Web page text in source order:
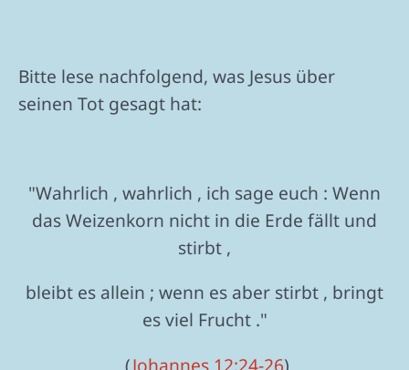
Bitte lese nachfolgend, was Jesus über
seinen Tot gesagt hat:
"Wahrlich , wahrlich , ich sage euch : Wenn
das Weizenkorn nicht in die Erde fällt und
stirbt ,
bleibt es allein ; wenn es aber stirbt , bringt
es viel Frucht ."
(Johannes 12:24-26)